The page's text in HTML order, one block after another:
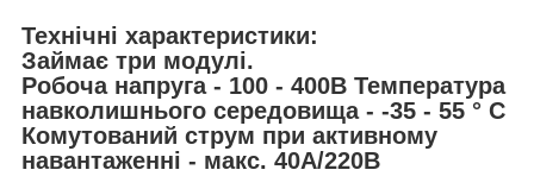
Технічні характеристики:
Займає три модулі.
Робоча напруга - 100 - 400В Температура
навколишнього середовища - -35 - 55 ° С
Комутований струм при активному
навантаженні - макс. 40А/220В